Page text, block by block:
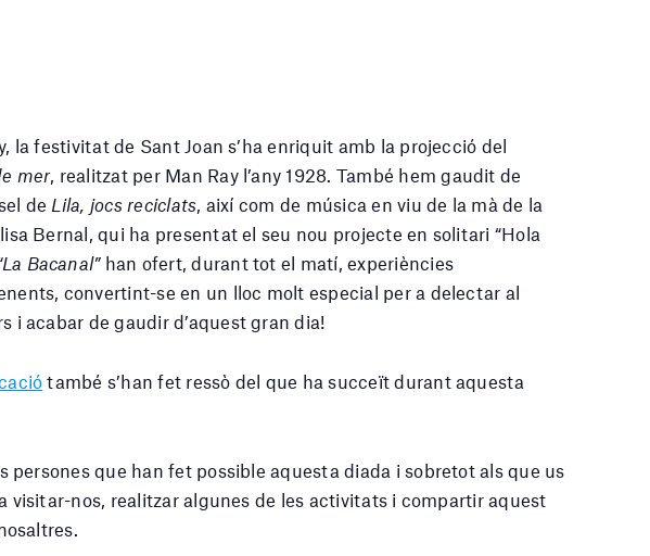
la festivitat de Sant Joan s’ha enriquit amb la projecció del
mer, realitzat per Man Ray l’any 1928. També hem gaudit de
de Lila, jocs reciclats, així com de música en viu de la mà de la
Bernal, qui ha presentat el seu nou projecte en solitari “Hola
Bacanal”han ofert, durant tot el matí, experiències
convertint-se en un lloc molt especial per a delectar al
i acabar de gaudir d’aquest gran dia!
també s’han fet ressò del que ha succeït durant aquesta
persones que han fet possible aquesta diada i sobretot als que us
visitar-nos, realitzar algunes de les activitats i compartir aquest